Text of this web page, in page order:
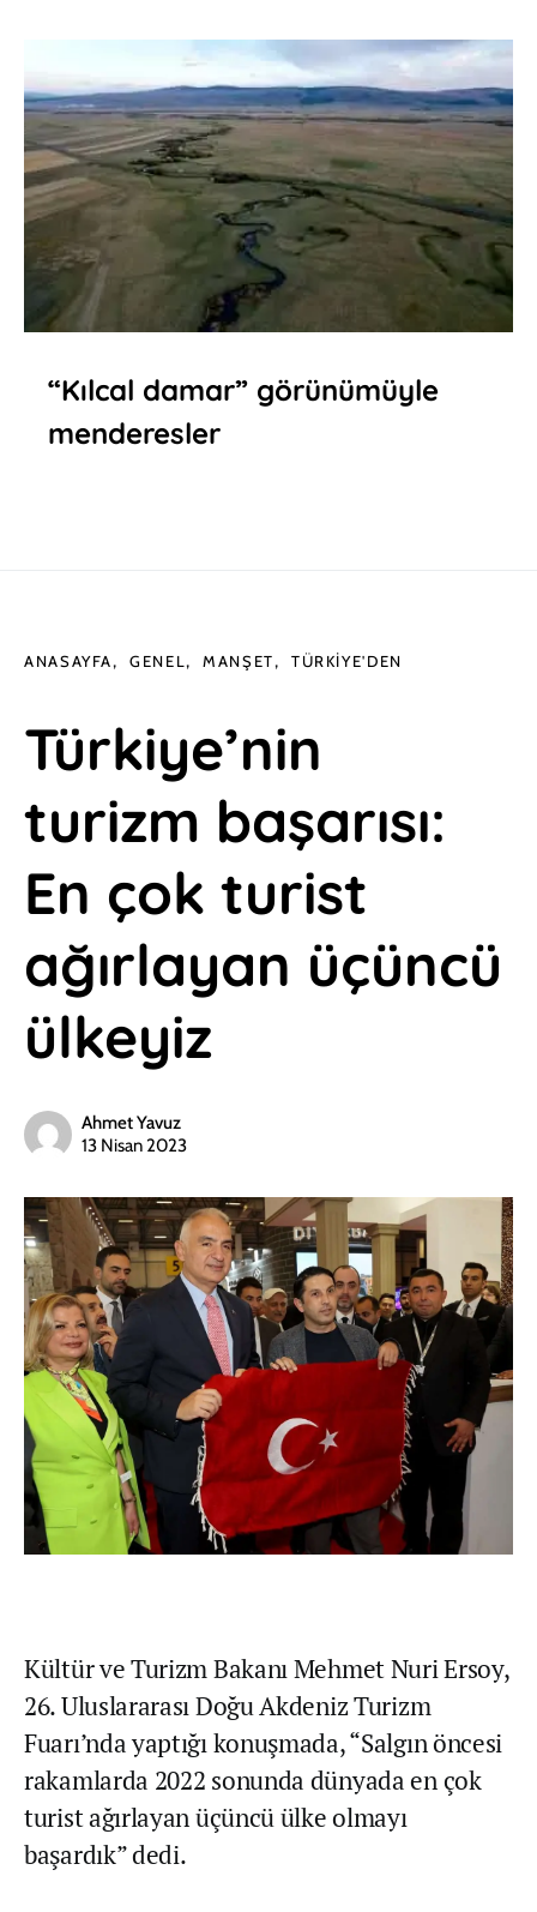
“Kılcal damar” görünümüyle
menderesler
ANASAYFA GENEL MANŞET TÜRKIYE'DEN
Türkiye’nin
turizm başarısı:
En çok turist
ağırlayan üçüncü
ülkeyiz
Ahmet Yavuz
13 Nisan 2023
Kültür ve Turizm Bakanı Mehmet Nuri Ersoy,
26. Uluslararası Doğu Akdeniz Turizm
Fuarı’nda yaptığı konuşmada, “Salgın öncesi
rakamlarda 2022 sonunda dünyada en çok
turist ağırlayan üçüncü ülke olmayı
başardık” dedi.